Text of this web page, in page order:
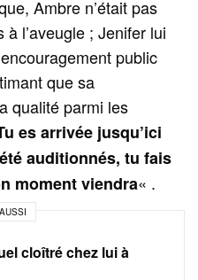
Ambre n’était pas
l’aveugle ; Jenifer lui
public
que sa
qualité parmi les
es arrivée jusqu’ici
auditionnés, tu fais
moment viendra« .
cloîtré chez lui à